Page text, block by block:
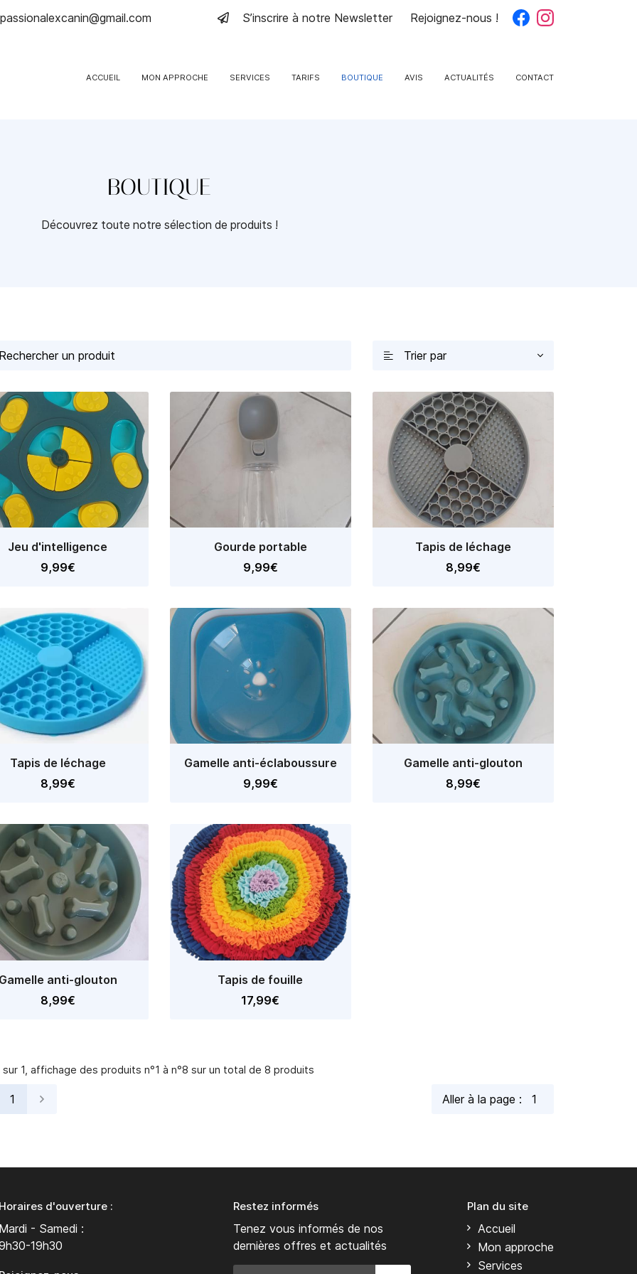
S’inscrire à notre Newsletter Rejoignez-nous !
ACCUEIL MON APPROCHE SERVICES TARIFS BOUTIQUE AVIS ACTUALITÉS CONTACT
BOUTIQUE
Découvrez toute notre sélection de produits !
 Trier par
Jeu d'intelligence
9,99€
Gourde portable
9,99€
Tapis de léchage
8,99€
Tapis de léchage
8,99€
Gamelle anti-éclaboussure
9,99€
Gamelle anti-glouton
8,99€
Gamelle anti-glouton
8,99€
Tapis de fouille
17,99€
1, affichage des produits n°1 à n°8 sur un total de 8 produits
1 Aller à la page :
Horaires d'ouverture :
Mardi - Samedi :
19h30
Restez informés
Tenez vous informés de nos
dernières offres et actualités
Plan du site
Accueil
Mon approche
Services